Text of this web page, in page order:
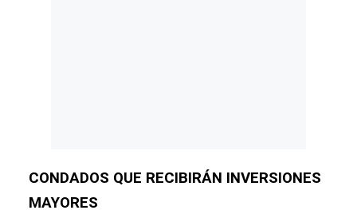
CONDADOS QUE RECIBIRÁN INVERSIONES
MAYORES